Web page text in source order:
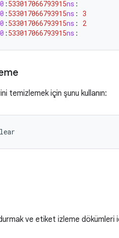
: 533017066793915ns :
: 533017066793915ns : 3
: 533017066793915ns : 2
: 533017066793915ns :
temizlemek için şunu kullanın:
ve etiket izleme dökümleri